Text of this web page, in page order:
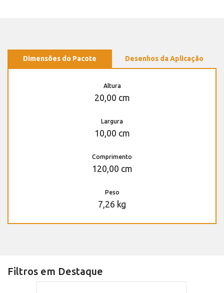
Dimensões do Pacote Desenhos da Aplicação
Altura
20,00 cm
Largura
10,00 cm
Comprimento
120,00 cm
Peso
7,26 kg
Filtros em Destaque